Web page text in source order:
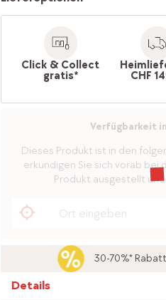
Click & Collect
gratis* CHF
Verfügbarkeit
Dieses Produkt ist in den
erkundigen Sie sich vorab bei
Produkt ausgestellt
30-70%*
Details